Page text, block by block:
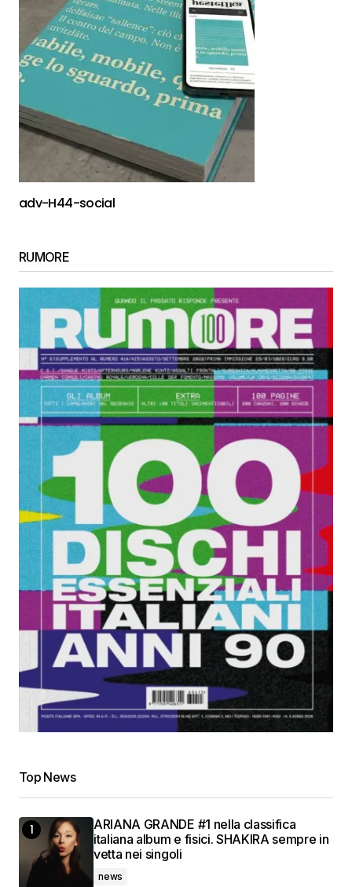
adv-H44-social
RUMORE
Top News
ARIANA GRANDE #1 nella classifica
italiana album e fisici. SHAKIRA sempre in
vetta nei singoli
news